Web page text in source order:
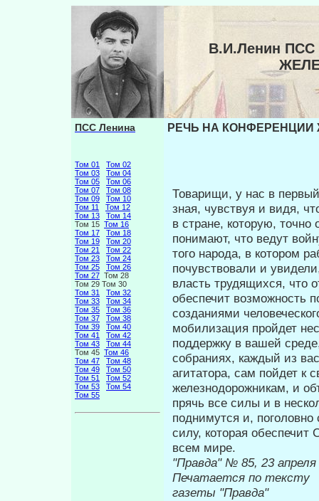
В.И.Ленин
ПСС Ленина
Том 01
Том 02
Том 03
Том 04
Том 05
Том 06
Том 07
Том 08
Том 09
Том 10
Том 11
Том 12
Том 13
Том 14
Том 15 Том 16
Том 17
Том 18
Том 19
Том 20
Том 21
Том 22
Том 23
Том 24
Том 25
Том 26
Том 27 Том 28
Том 29 Том 30
Том 31
Том 32
Том 33
Том 34
Том 35
Том 36
Том 37
Том 38
Том 39
Том 40
Том 41
Том 42
Том 43
Том 44
Том 45 Том 46
Том 47
Том 48
Том 49
Том 50
Том 51
Том 52
Том 53
Том 54
Том 55
РЕЧЬ НА КОНФЕРЕНЦИИ
Товарищи, у нас в
зная, чувствуя и видя,
в стране, ко­торую,
понимают, что ведут
того народа, в котором
почувствовали и
власть трудящихся, что
обеспечит возможность
созданиями
мобилизация прой­дет
поддержку в вашей
собраниях, каждый из
агитатора, сам пойдет к
железнодорожникам, и
прячь все силы и в
поднимутся и,
силу, которая обеспечит
всем мире.
"Правда" №
Печатается по тексту
газеты "Правда"